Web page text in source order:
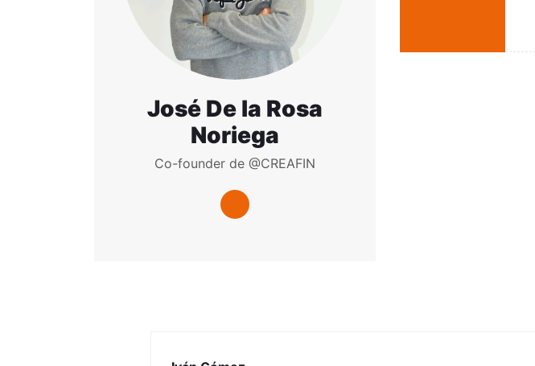
José De la Rosa
Noriega
Co-founder de @CREAFIN